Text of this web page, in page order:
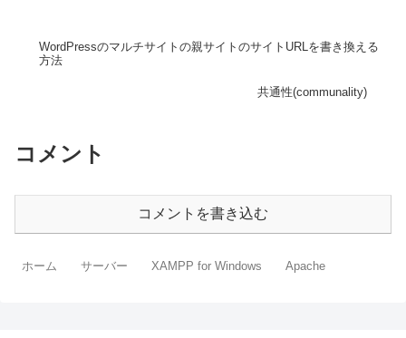
WordPressのマルチサイトの親サイトのサイトURLを書き換える
方法
共通性(communality)
コメント
コメントを書き込む
ホーム サーバー XAMPP for Windows Apache